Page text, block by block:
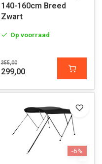
140-160cm Breed
Zwart
Op voorraad
355,00
299,00
-6%